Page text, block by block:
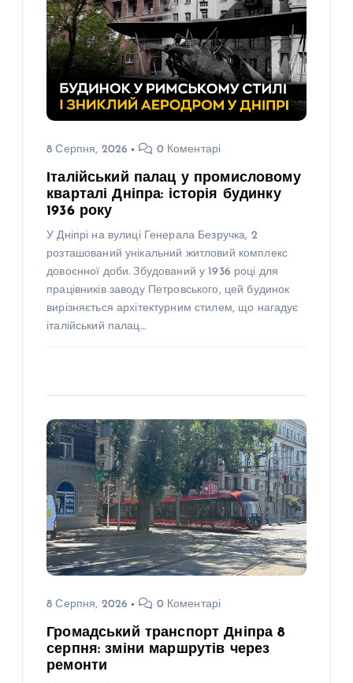
8 Серпня, 2026 0 Коментарі
Італійський палац у промисловому
кварталі Дніпра: історія будинку
1936 року
У Дніпрі на вулиці Генерала Безручка, 2
розташований унікальний житловий комплекс
довоєнної доби. Збудований у 1936 році для
працівників заводу Петровського, цей будинок
вирізняється архітектурним стилем, що нагадує
італійський палац…
8 Серпня, 2026 0 Коментарі
Громадський транспорт Дніпра 8
серпня: зміни маршрутів через
ремонти